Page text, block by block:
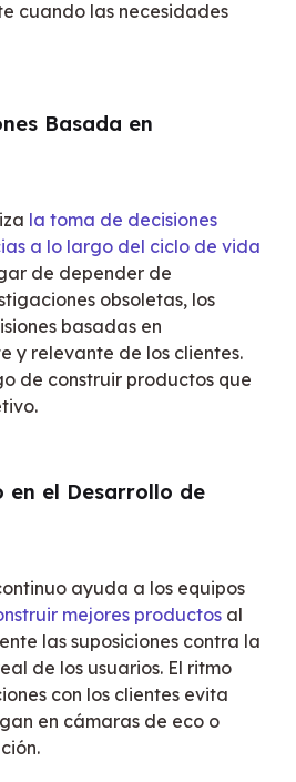
cuando las necesidades
Basada en
la toma de decisiones
a lo largo del ciclo de vida
de depender de
obsoletas, los
basadas en
y relevante de los clientes.
de construir productos que
en el Desarrollo de
ayuda a los equipos
mejores productos al
las suposiciones contra la
de los usuarios. El ritmo
con los clientes evita
en cámaras de eco o